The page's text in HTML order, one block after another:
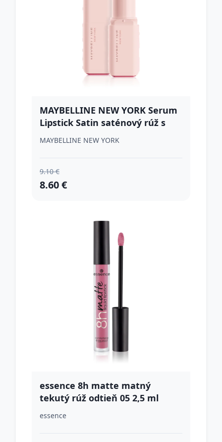
MAYBELLINE NEW YORK Serum
Lipstick Satin saténový rúž s
hydratačným účinkom odtieň
MAYBELLINE NEW YORK
9.10 €
8.60 €
essence 8h matte matný
tekutý rúž odtieň 05 2,5 ml
essence